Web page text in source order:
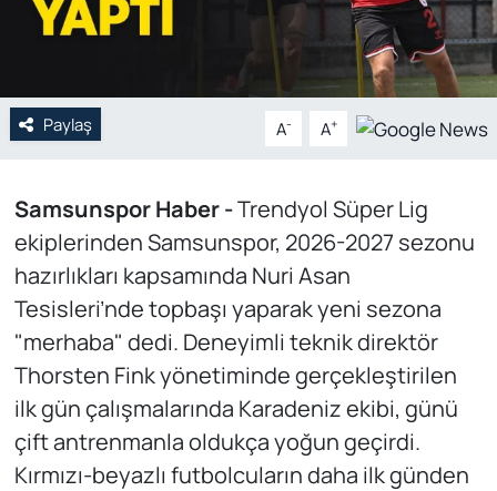
Paylaş A- A+
Samsunspor Haber -Trendyol Süper Lig
ekiplerinden Samsunspor, 2026-2027 sezonu
hazırlıkları kapsamında Nuri Asan
Tesisleri’nde topbaşı yaparak yeni sezona
"merhaba" dedi. Deneyimli teknik direktör
Thorsten Fink yönetiminde gerçekleştirilen
ilk gün çalışmalarında Karadeniz ekibi, günü
çift antrenmanla oldukça yoğun geçirdi.
Kırmızı-beyazlı futbolcuların daha ilk günden
POLİTİKA
Siyaset
Web Tv
Yerel